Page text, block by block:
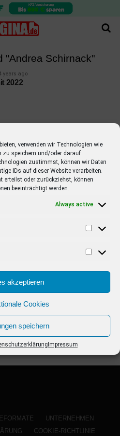
verwenden wir Technologien wie
zu speichern und/oder darauf
zustimmst, können wir Daten
IDs auf dieser Website verarbeiten.
erteilst oder zurückziehst, können
beeinträchtigt werden.
Always active
akzeptieren
Cookies
speichern
Impressum
"Andrea Schirnack"
years ago
2022
ago
Moderatorin
Sie Spaß?”
UNTERNEHMEN
COOKIE-RICHTLINIE